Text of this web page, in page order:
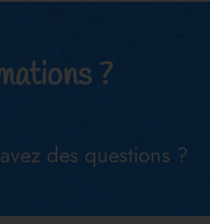
?
des questions ?